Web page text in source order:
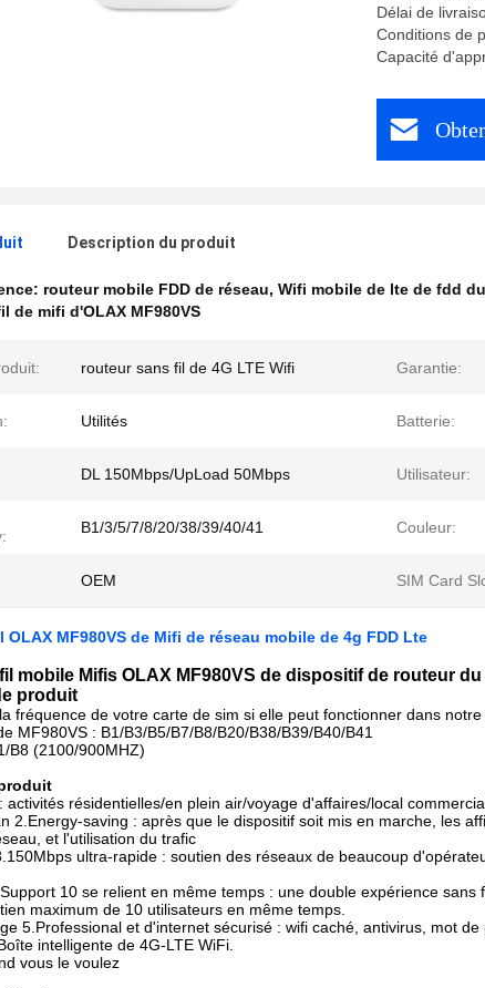
Délai de
Conditions de
Capacité
Description du produit
routeur mobile FDD de réseau, Wifi mobile de lte de fdd
de mifi d'OLAX MF980VS
routeur sans fil de 4G LTE Wifi Garantie:
Utilités Batterie:
DL 150Mbps/UpLoad 50Mbps Utilisateur:
B1/3/5/7/8/20/38/39/40/41 Couleur:
OEM SIM Card
MF980VS de Mifi de réseau mobile de 4g FDD Lte
mobile Mifis OLAX MF980VS de dispositif de routeur
produit
fréquence de votre carte de sim si elle peut fonctionner dans
MF980VS : B1/B3/B5/B7/B8/B20/B38/B39/B40/B41
B8 (2100/900MHZ)
activités résidentielles/en plein air/voyage d'affaires/local
2.Energy-saving : après que le dispositif soit mis en marche, les
et l'utilisation du trafic
ultra-rapide : soutien des réseaux de beaucoup
10 se relient en même temps : une double expérience
maximum de 10 utilisateurs en même temps.
5.Professional et d'internet sécurisé : wifi caché, antivirus, mot
intelligente de 4G-LTE WiFi.
vous le voulez